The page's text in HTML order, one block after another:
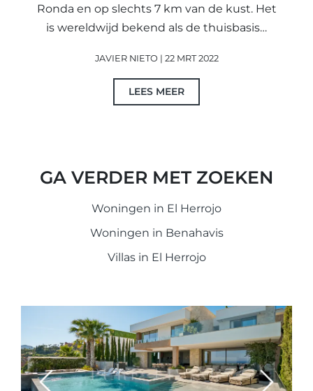
Ronda en op slechts 7 km van de kust. Het
is wereldwijd bekend als de thuisbasis…
JAVIER NIETO | 22 MRT 2022
LEES MEER
GA VERDER MET ZOEKEN
Woningen in El Herrojo
Woningen in Benahavis
Villas in El Herrojo